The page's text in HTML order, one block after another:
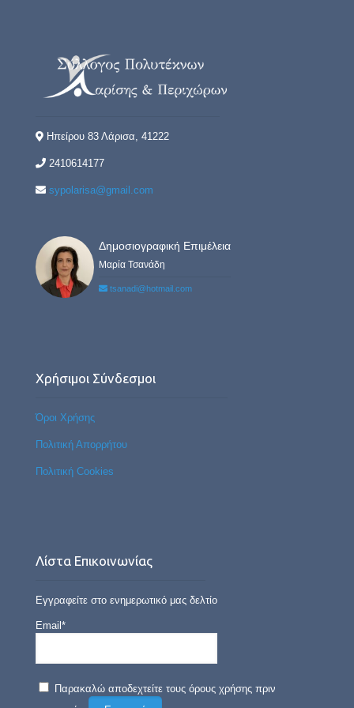
Ηπείρου 83 Λάρισα, 41222
2410614177
sypolarisa@gmail.com
Δημοσιογραφική Επιμέλεια
Μαρία Τσανάδη
tsanadi@hotmail.com
Χρήσιμοι Σύνδεσμοι
Όροι Χρήσης
Πολιτική Απορρήτου
Πολιτική Cookies
Λίστα Επικοινωνίας
Εγγραφείτε στο ενημερωτικό μας δελτίο
Email*
Παρακαλώ αποδεχτείτε τους όρους χρήσης πριν